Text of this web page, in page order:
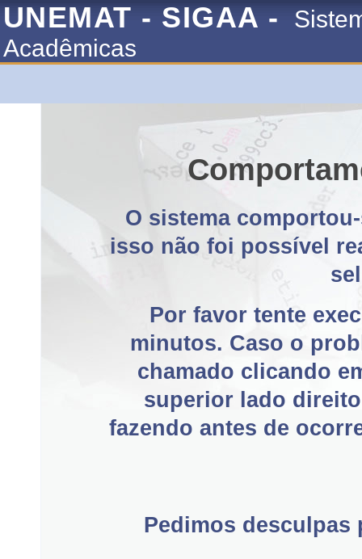
UNEMAT - SIGAA -
Acadêmicas
O sistema
isso não foi possível
Por favor tente
minutos. Caso o
chamado clicando
superior lado
fazendo antes de
Pedimos